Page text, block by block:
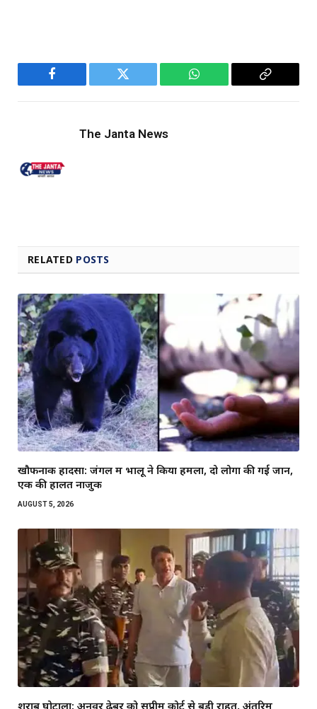
Facebook Twitter WhatsApp
Copy
The Janta News
RELATED POSTS
खौफनाक हादसा: जंगल में भालू ने किया हमला, दो लोगों की गई जान,
एक की हालत नाजुक
AUGUST 5, 2026
शराब घोटाला: अनवर ढेबर को सुप्रीम कोर्ट से बड़ी राहत, अंतरिम